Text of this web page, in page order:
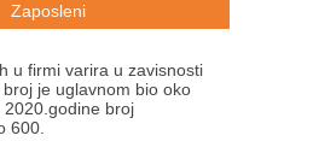
Zaposleni
u firmi varira u zavisnosti
je uglavnom bio oko
broj
600.